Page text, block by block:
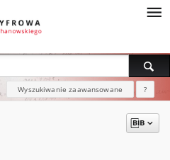
Wyszukiwanie zaawansowane ?